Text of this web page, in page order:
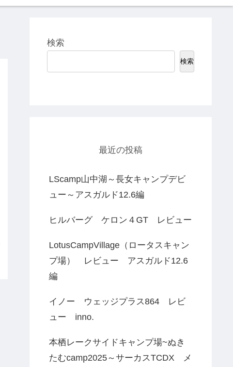
検索
検索
最近の投稿
LScamp山中湖～長女キャンプデビ
ュー～アスガルド12.6編
ヒルバーグ ケロン４GT レビュー
LotusCampVillage（ロータスキャン
プ場） レビュー アスガルド12.6
編
イノー ウェッジプラス864 レビ
ュー inno.
本栖レークサイドキャンプ場~ぬき
たむcamp2025～サーカスTCDX メ